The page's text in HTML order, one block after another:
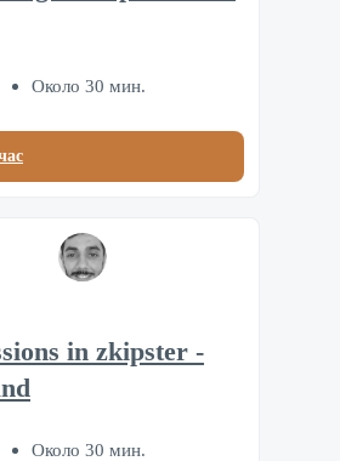
Около 30 мин.
in zkipster -
Около 30 мин.